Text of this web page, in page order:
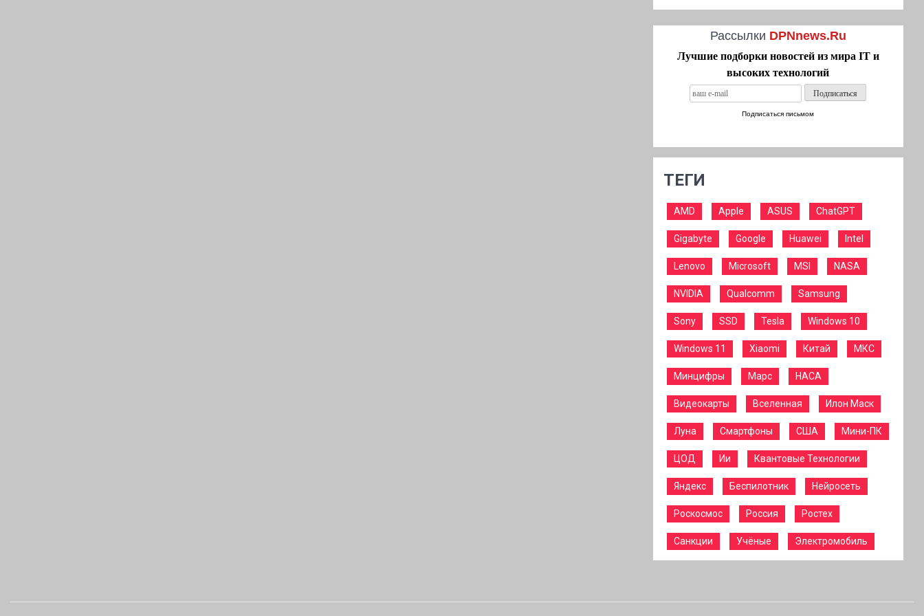
Рассылки DPNnews.Ru
Лучшие подборки новостей из мира IT и
высоких технологий
Подписаться письмом
ТЕГИ
AMD Apple ASUS ChatGPT
Gigabyte Google Huawei Intel
Lenovo Microsoft MSI NASA
NVIDIA Qualcomm Samsung
Sony SSD Tesla Windows 10
Windows 11 Xiaomi Китай МКС
Минцифры Марс НАСА
Видеокарты Вселенная Илон Маск
Луна Смартфоны США Мини-ПК
ЦОД Ии Квантовые Технологии
Яндекс Беспилотник Нейросеть
Роскосмос Россия Ростех
Санкции Учёные Электромобиль